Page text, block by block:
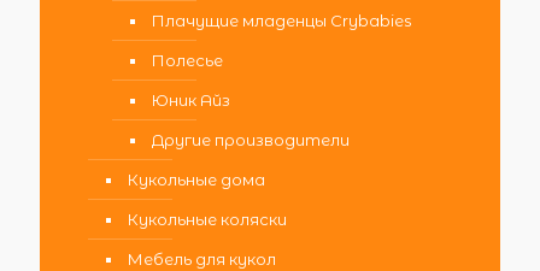
Плачущие младенцы Crybabies
Полесье
Юник Айз
Другие производители
Кукольные дома
Кукольные коляски
Мебель для кукол